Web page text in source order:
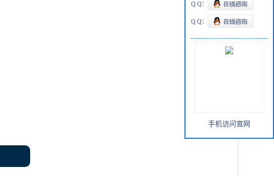
Q Q：
Q Q：
手机访问官网